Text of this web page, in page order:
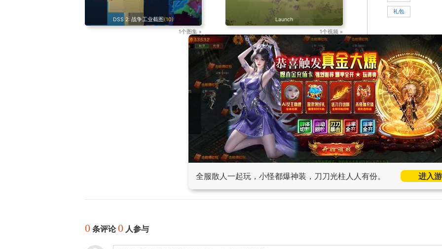
DSS 2: 战争工业截图 (10)
1个图集 »
Launch
1个视频 »
礼包
全服散人一起玩，小怪都爆神装，刀刀光柱人人有份。 进入
0 条评论0 人参与